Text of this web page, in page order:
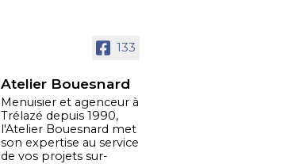
133
Atelier Bouesnard
Menuisier et agenceur à
Trélazé depuis 1990,
l'Atelier Bouesnard met
son expertise au service
de vos projets sur-